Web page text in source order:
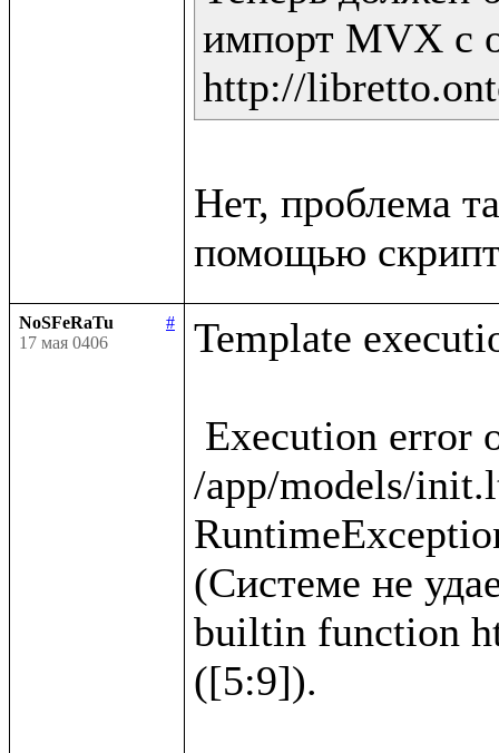
импорт MVX с
Нет, проблема
NoSFeRaTu
#
17 мая 0406
Template
/app/models/
(Системе не
builtin function
([5:9]).